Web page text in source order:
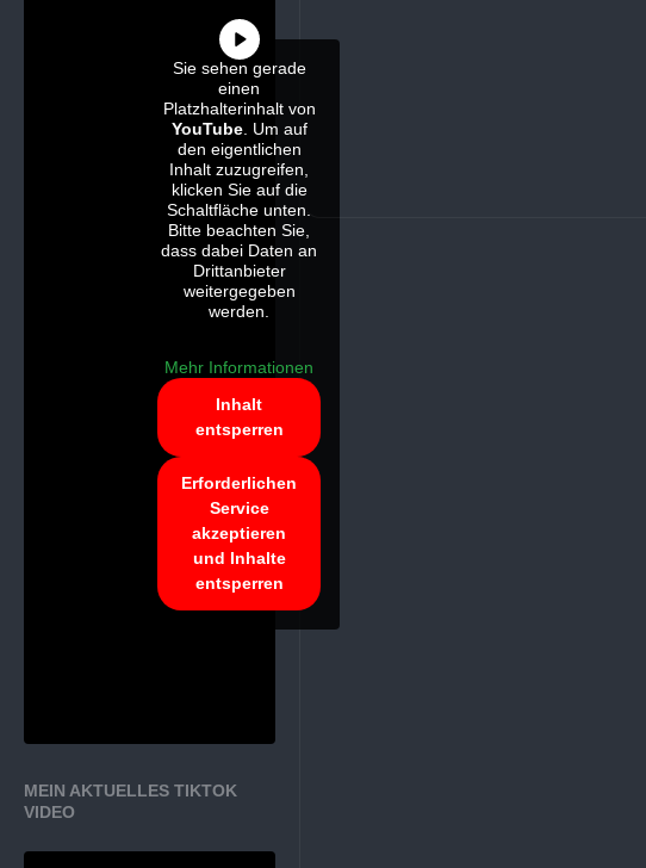
Sie sehen gerade
einen
Platzhalterinhalt von
YouTube. Um auf
den eigentlichen
Inhalt zuzugreifen,
klicken Sie auf die
Schaltfläche unten.
Bitte beachten Sie,
dass dabei Daten an
Drittanbieter
weitergegeben
werden.
Mehr Informationen
Inhalt
entsperren
Erforderlichen
Service
akzeptieren
und Inhalte
entsperren
MEIN AKTUELLES TIKTOK
VIDEO